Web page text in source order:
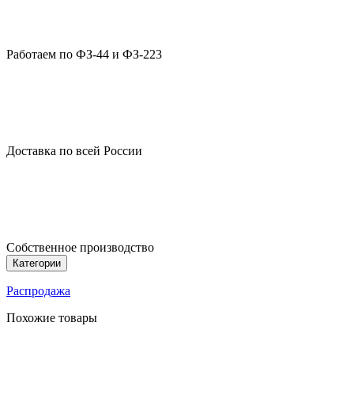
Работаем по ФЗ-44 и ФЗ-223
Доставка по всей России
Собственное производство
Категории
Распродажа
Похожие товары